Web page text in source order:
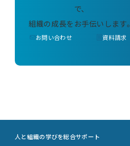
で、
組織の成長をお手伝いします。
お問い合わせ 資料請求
人と組織の学びを総合サポート